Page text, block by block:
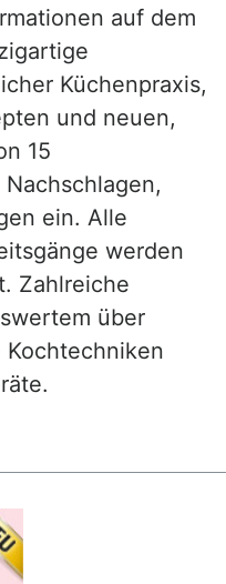
auf dem
Küchenpraxis,
und neuen,
15
ein. Alle
werden
Zahlreiche
über